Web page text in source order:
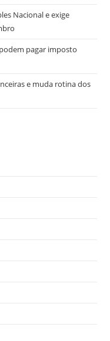
Nacional e exige
pagar imposto
e muda rotina dos